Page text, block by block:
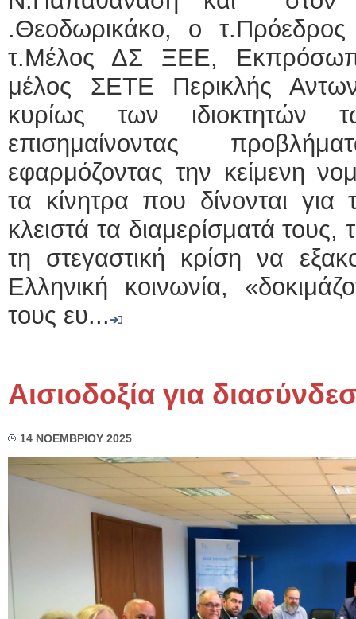
.Θεοδωρικάκο, ο
τ.Μέλος ΔΣ ΞΕΕ,
μέλος ΣΕΤΕ Περικλής
κυρίως των ιδιοκτητών
επισημαίνοντας
εφαρμόζοντας την κείμενη
τα κίνητρα που δίνονται για
κλειστά τα διαμερίσματά τους,
τη στεγαστική κρίση να
Ελληνική κοινωνία,
τους ευ...
Αισιοδοξία για
14 ΝΟΕΜΒΡΙΟΥ 2025